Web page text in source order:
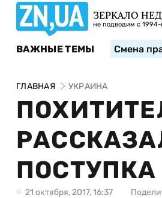
ЗЕРКАЛО
не подводим с 1994-
ВАЖНЫЕ ТЕМЫ Смена
ГЛАВНАЯ УКРАИНА
ПОСТУПКА
21 октября, 2017, 16:37